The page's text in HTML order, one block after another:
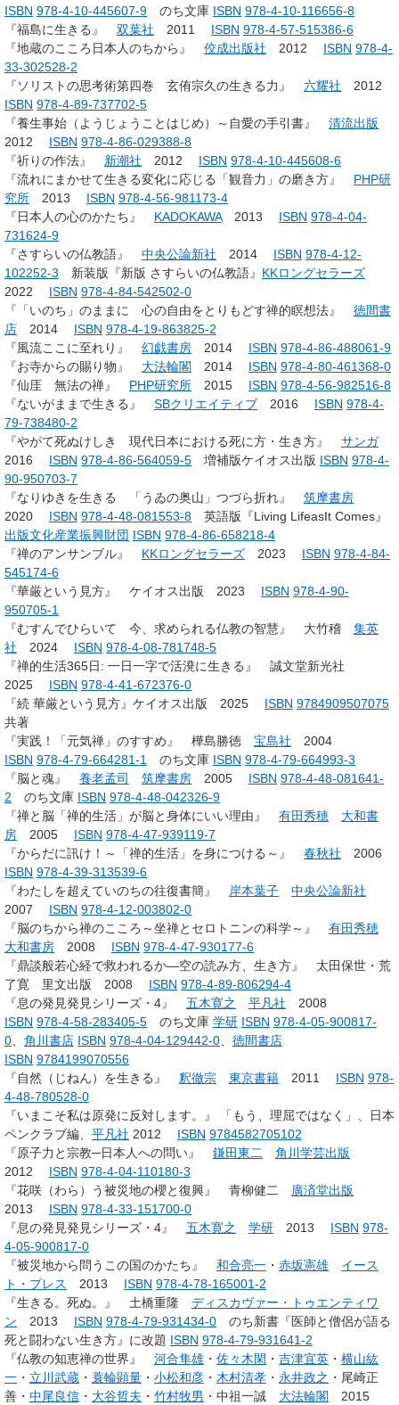
ISBN 978-4-10-445607-9 のち文庫 ISBN 978-4-10-116656-8
『福島に生きる』 双葉社 2011 ISBN 978-4-57-515386-6
『地蔵のこころ日本人のちから』 佼成出版社 2012 ISBN 978-4-
33-302528-2
『ソリストの思考術第四巻 玄侑宗久の生きる力』 六耀社 2012
ISBN 978-4-89-737702-5
『養生事始（ようじょうことはじめ）～自愛の手引書』 清流出版
2012 ISBN 978-4-86-029388-8
『祈りの作法』 新潮社 2012 ISBN 978-4-10-445608-6
『流れにまかせて生きる変化に応じる「観音力」の磨き方』 PHP研
究所 2013 ISBN 978-4-56-981173-4
『日本人の心のかたち』 KADOKAWA2013 ISBN 978-4-04-
731624-9
『さすらいの仏教語』 中央公論新社 2014 ISBN 978-4-12-
102252-3 新装版『新版 さすらいの仏教語』 KKロングセラーズ
2022 ISBN 978-4-84-542502-0
『「いのち」のままに 心の自由をとりもどす禅的瞑想法』 徳間書
店 2014 ISBN 978-4-19-863825-2
『風流ここに至れり』 幻戯書房 2014 ISBN 978-4-86-488061-9
『お寺からの賜り物』 大法輪閣 2014 ISBN 978-4-80-461368-0
『仙厓 無法の禅』 PHP研究所 2015 ISBN 978-4-56-982516-8
『ないがままで生きる』 SBクリエイティブ 2016 ISBN 978-4-
79-738480-2
『やがて死ぬけしき 現代日本における死に方・生き方』 サンガ
2016 ISBN 978-4-86-564059-5 増補版ケイオス出版 ISBN 978-4-
90-950703-7
『なりゆきを生きる 「うゐの奥山」つづら折れ』 筑摩書房
2020 ISBN 978-4-48-081553-8 英語版『Living LifeasIt Comes』
出版文化産業振興財団 ISBN 978-4-86-658218-4
『禅のアンサンブル』 KKロングセラーズ 2023 ISBN 978-4-84-
545174-6
『華厳という見方』 ケイオス出版 2023 ISBN 978-4-90-
950705-1
『むすんでひらいて 今、求められる仏教の智慧』 大竹稽 集英
社 2024 ISBN 978-4-08-781748-5
『禅的生活365日: 一日一字で活溌に生きる』 誠文堂新光社
2025 ISBN 978-4-41-672376-0
『続 華厳という見方』ケイオス出版 2025 ISBN 9784909507075
共著
『実践！「元気禅」のすすめ』 樺島勝徳 宝島社 2004
ISBN 978-4-79-664281-1 のち文庫 ISBN 978-4-79-664993-3
『脳と魂』 養老孟司 筑摩書房 2005 ISBN 978-4-48-081641-
2 のち文庫 ISBN 978-4-48-042326-9
『禅と脳「禅的生活」が脳と身体にいい理由』 有田秀穂
大和書
房 2005 ISBN 978-4-47-939119-7
『からだに訊け！～「禅的生活」を身につける～』 春秋社 2006
ISBN 978-4-39-313539-6
『わたしを超えていのちの往復書簡』
岸本葉子
中央公論新社
2007 ISBN 978-4-12-003802-0
『脳のちから禅のこころ～坐禅とセロトニンの科学～』 有田秀穂
大和書房 2008 ISBN 978-4-47-930177-6
『鼎談般若心経で救われるか―空の読み方、生き方』 太田保世・荒
了寛 里文出版 2008 ISBN 978-4-89-806294-4
『息の発見発見シリーズ・4』 五木寛之 平凡社 2008
ISBN 978-4-58-283405-5 のち文庫 学研 ISBN 978-4-05-900817-
0
角川書店 ISBN 978-4-04-129442-0
徳間書店
ISBN 9784199070556
『自然（じねん）を生きる』 釈徹宗 東京書籍 2011 ISBN 978-
4-48-780528-0
『いまこそ私は原発に反対します。』 「もう、理屈ではなく」、日本
ペンクラブ編、 平凡社 2012 ISBN 9784582705102
『原子力と宗教─日本人への問い』 鎌田東二
角川学芸出版
2012 ISBN 978-4-04-110180-3
『花咲（わら）う被災地の櫻と復興』 青柳健二
廣済堂出版
2013 ISBN 978-4-33-151700-0
『息の発見発見シリーズ・4』 五木寛之 学研 2013 ISBN 978-
4-05-900817-0
『被災地から問うこの国のかたち』 和合亮一 ・ 赤坂憲雄
イース
ト・プレス
2013 ISBN 978-4-78-165001-2
『生きる。死ぬ。』 土橋重隆 ディスカヴァー・トゥエンティワ
ン 2013 ISBN 978-4-79-931434-0 のち新書『医師と僧侶が語る
死と闘わない生き方』に改題 ISBN 978-4-79-931641-2
『仏教の知恵禅の世界』 河合隼雄 ・ 佐々木閑 ・ 吉津宜英 ・ 横山紘
一 ・ 立川武蔵 ・ 蓑輪顕量 ・ 小松和彦 ・ 木村清孝 ・ 永井政之 ・尾崎正
善・ 中尾良信 ・ 大谷哲夫 ・ 竹村牧男 ・中祖一誠 大法輪閣 2015